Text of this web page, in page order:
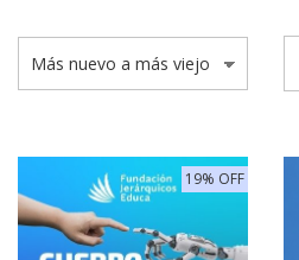
19% OFF